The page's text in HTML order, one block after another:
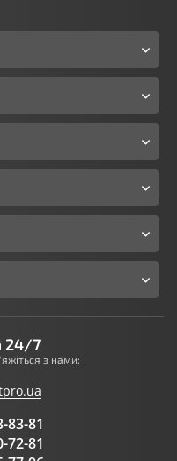
24/7
з нами:
83-81
72-81